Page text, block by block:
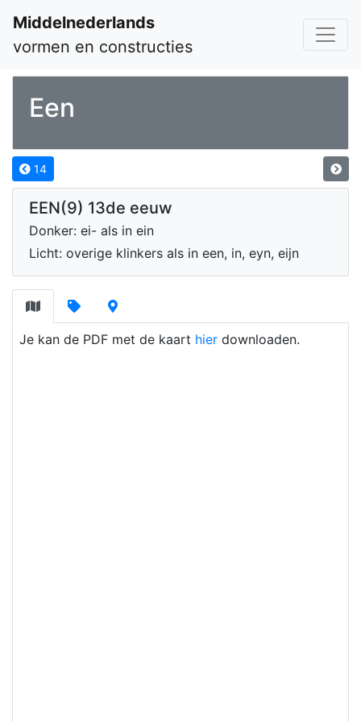
Middelnederlands
vormen en constructies
Een
14
EEN(9) 13de eeuw
Donker: ei- als in ein
Licht: overige klinkers als in een, in, eyn, eijn
Je kan de PDF met de kaart hier downloaden.